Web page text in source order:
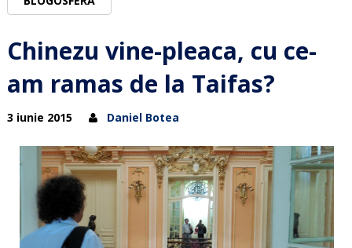
Chinezu vine-pleaca, cu ce-
am ramas de la Taifas?
3 iunie 2015 Daniel Botea